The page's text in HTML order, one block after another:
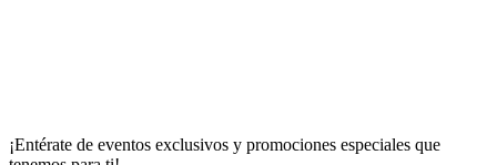
¡Entérate de eventos exclusivos y promociones especiales que